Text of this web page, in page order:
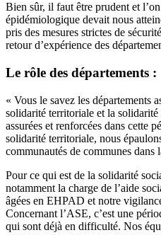
Bien sûr, il faut être prudent et
épidémiologique devait nous
pris des mesures strictes de
retour d’expérience des
Le rôle des départements :
« Vous le savez les départements
solidarité territoriale et la
assurées et renforcées dans cette
solidarité territoriale, nous
communautés de communes dans
Pour ce qui est de la solidarité
notamment la charge de l’aide
âgées en EHPAD et notre
Concernant l’ASE, c’est une
qui sont déjà en difficulté. Nos